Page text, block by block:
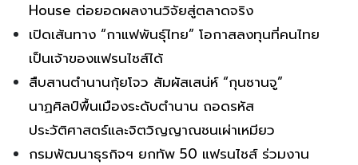
House ต่อยอดผลงานวิจัยสู่ตลาดจริง
เปิดเส้นทาง “กาแฟพันธุ์ไทย” โอกาสลงทุนที่คนไทย
เป็นเจ้าของแฟรนไชส์ได้
สืบสานตำนานกุ้ยโจว สัมผัสเสน่ห์ “กุนซานจู”
นาฏศิลป์พื้นเมืองระดับตำนาน ถอดรหัส
ประวัติศาสตร์และจิตวิญญาณชนเผ่าเหมียว
กรมพัฒนาธุรกิจฯ ยกทัพ 50 แฟรนไชส์ ร่วมงาน